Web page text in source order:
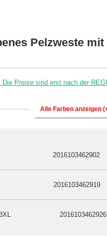
Pelzweste mit
Preise sind erst nach der
Alle Farben anzeigen
2016103462902
2016103462919
2016103462926